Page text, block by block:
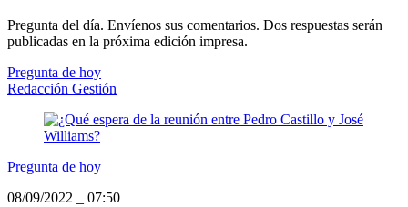
Pregunta del día. Envíenos sus comentarios. Dos respuestas serán
publicadas en la próxima edición impresa.
Pregunta de hoy
Redacción Gestión
Pregunta de hoy
08/09/2022
07:50